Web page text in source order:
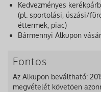
Kedvezményes
(pl. sportolási, úszási/
éttermek, piac)
Bármennyi Alkupon
Fontos
Az Alkupon beváltható:
megvételét követően